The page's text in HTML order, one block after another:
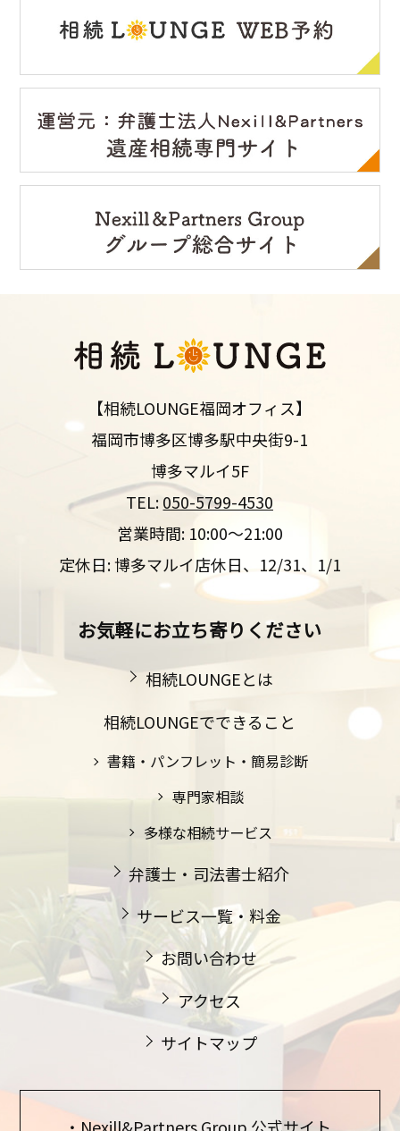
【相続LOUNGE福岡オフィス】
福岡市博多区博多駅中央街9-1
博多マルイ5F
TEL:050-5799-4530
営業時間: 10:00～21:00
定休日: 博多マルイ店休日、12/31、1/1
お気軽にお立ち寄りください
相続LOUNGEとは
相続LOUNGEでできること
書籍・パンフレット・簡易診断
専門家相談
多様な相続サービス
弁護士・司法書士紹介
サービス一覧・料金
お問い合わせ
アクセス
サイトマップ
Nexill&Partners Group 公式サイト